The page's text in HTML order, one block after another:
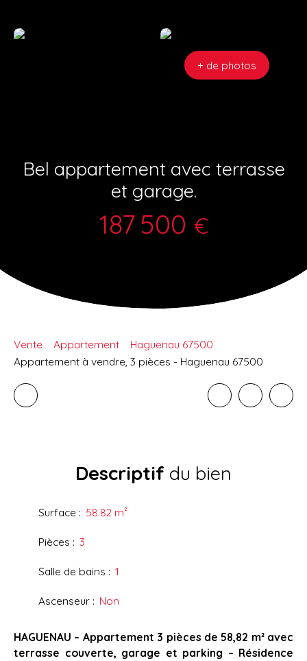
+ de photos
Bel appartement avec terrasse
et garage.
187 500 €
Vente Appartement
Haguenau 67500
Appartement à vendre, 3 pièces - Haguenau 67500
Descriptif du bien
Surface : 58.82 m²
Pièces : 3
Salle de bains : 1
Ascenseur : Non
HAGUENAU – Appartement 3 pièces de 58,82 m² avec
terrasse couverte, garage et parking – Résidence